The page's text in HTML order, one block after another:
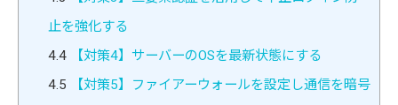
止を強化する
4.4【対策4】サーバーのOSを最新状態にする
4.5 【対策5】ファイアーウォールを設定し通信を暗号